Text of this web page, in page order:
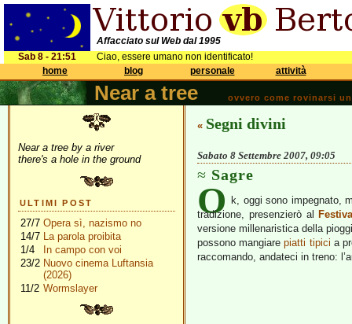
Affacciato sul Web dal 1995
Sab 8 - 21:51
Ciao, essere umano non identificato!
home
blog personale attività
Near a tree ovvero come rovinarsi
Near a tree by a river
there's a hole in the ground
ULTIMI POST
27/7 Opera sì, nazismo no
14/7 La parola proibita
1/4
In campo con voi
23/2 Nuovo cinema Luftansia
(2026)
11/2 Wormslayer
« Segni divini
Sabato 8 Settembre 2007, 09:05
Sagre
O
k, oggi sono impegnato,
tradizione, presenzierò al
versione millenaristica della
possono mangiarepiatti tipici a
raccomando, andateci in treno: